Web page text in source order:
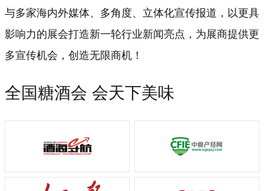
与多家海内外媒体、多角度、立体化宣传报道，以更具
影响力的展会打造新一轮行业新闻亮点，为展商提供更
多宣传机会，创造无限商机！
全国糖酒会 会天下美味